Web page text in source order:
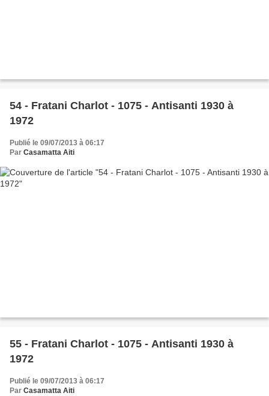
54 - Fratani Charlot - 1075 - Antisanti 1930 à
1972
Publié le 09/07/2013 à 06:17
Par Casamatta Aiti
55 - Fratani Charlot - 1075 - Antisanti 1930 à
1972
Publié le 09/07/2013 à 06:17
Par Casamatta Aiti